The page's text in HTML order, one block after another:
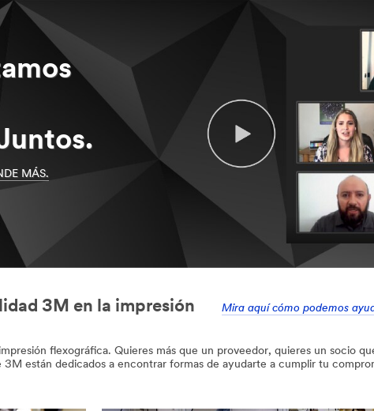
MÁS.
3M en la impresión Mira aquí cómo podemos
flexográfica. Quieres más que un proveedor, quieres un socio
están dedicados a encontrar formas de ayudarte a cumplir tu